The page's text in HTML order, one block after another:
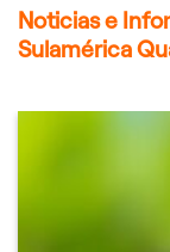
Noticias e
Sulamérica